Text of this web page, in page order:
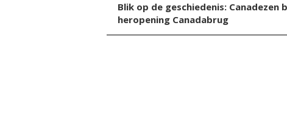
Blik op de geschiedenis: Canadezen
heropening Canadabrug